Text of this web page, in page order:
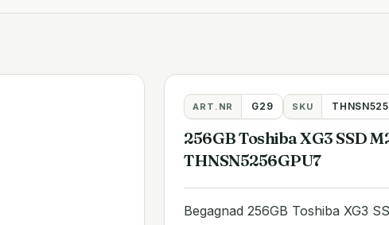
ART.NR G29 SKU
256GB Toshiba XG3 SSD
THNSN5256GPU7
Begagnad 256GB Toshiba XG3